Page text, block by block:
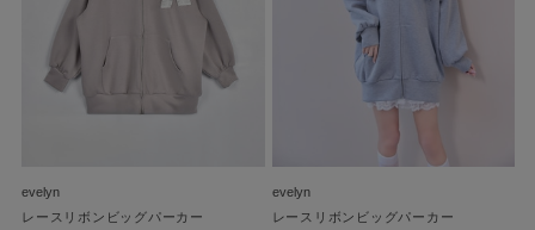
evelyn
レースリボンビッグパーカー
evelyn
レースリボンビッグパーカー